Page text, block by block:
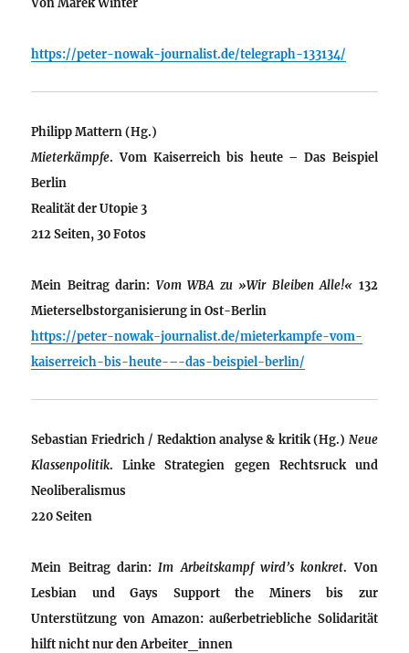
https://peter-nowak-journalist.de/telegraph-133134/
Philipp Mattern (Hg.)
Mieterkämpfe. Vom Kaiserreich bis heute – Das Beispiel
Berlin
Realität der Utopie 3
212 Seiten, 30 Fotos
Mein Beitrag darin: Vom WBA zu »Wir Bleiben Alle!« 132
Mieterselbstorganisierung in Ost-Berlin
https://peter-nowak-journalist.de/mieterkampfe-vom-
kaiserreich-bis-heute-–-das-beispiel-berlin/
Sebastian Friedrich / Redaktion analyse & kritik (Hg.) Neue
Klassenpolitik. Linke Strategien gegen Rechtsruck und
Neoliberalismus
220 Seiten
Mein Beitrag darin: Im Arbeitskampf wird’s konkret. Von
Lesbian und Gays Support the Miners bis zur
Unterstützung von Amazon: außerbetriebliche Solidarität
hilft nicht nur den Arbeiter_innen